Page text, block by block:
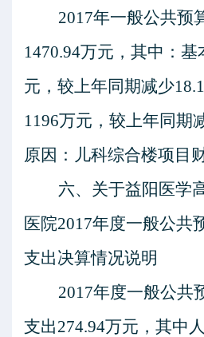
2017年一般公共预
1470.94万元，其中：基
元，较上年同期减少
1196万元，较上年同期
原因：儿科综合楼项目
六、关于益阳医学
医院2017年度一般公共
支出决算情况说明
2017年度一般公共
支出274.94万元，其中